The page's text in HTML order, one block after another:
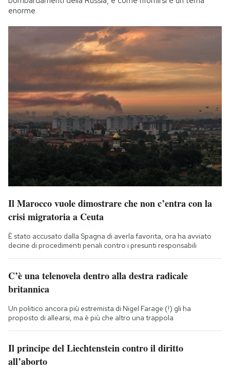
enorme
Il Marocco vuole dimostrare che non c’entra con la
crisi migratoria a Ceuta
È stato accusato dalla Spagna di averla favorita, ora ha avviato
decine di procedimenti penali contro i presunti responsabili
C’è una telenovela dentro alla destra radicale
britannica
Un politico ancora più estremista di Nigel Farage (!) gli ha
proposto di allearsi, ma è più che altro una trappola
Il principe del Liechtenstein contro il diritto
all’aborto